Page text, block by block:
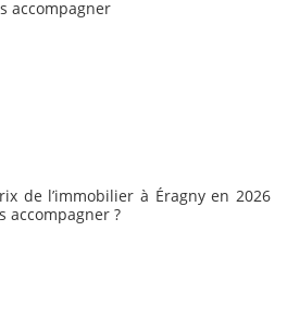
accompagner
de l’immobilier à Éragny en 2026
accompagner ?